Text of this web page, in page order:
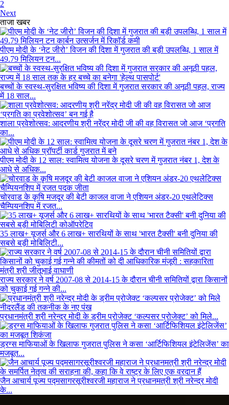
2
Next
ताजा खबर
पीएम मोदी के ‘नेट जीरो’ विजन की दिशा में गुजरात की बड़ी उपलब्धि, 1 साल में
49.79 मिलियन टन...
बच्चों के स्वस्थ-सुरक्षित भविष्य की दिशा में गुजरात सरकार की अनूठी पहल, राज्य
में 18 साल...
शाला प्रवेशोत्सव: आदरणीय श्री नरेंद्र मोदी जी की वह विरासत जो आज ‘प्रगति
का...
पीएम मोदी के 12 साल: स्वामित्व योजना के दूसरे चरण में गुजरात नंबर 1, देश के
आधे से अधिक...
चोरवाड के कृषि मजदूर की बेटी काजल वाजा ने एशियन अंडर-20 एथलेटिक्स
चैम्पियनशिप में रजत...
35 लाख+ यूजर्स और 6 लाख+ सारथियों के साथ 'भारत टैक्सी' बनी दुनिया की
सबसे बड़ी मोबिलिटी...
राज्य सरकार ने वर्ष 2007-08 से 2014-15 के दौरान चीनी समितियों द्वारा किसानों
को चुकाई गई गन्ने की...
प्रधानमंत्री श्री नरेन्द्र मोदी के ड्रीम प्रोजेक्ट ‘कल्पसर प्रोजेक्ट’ को मिले...
ड्रग्स माफियाओं के खिलाफ गुजरात पुलिस ने कसा ‘आर्टिफिशियल इंटेलिजेंस’ का
मजबूत...
जैन आचार्य पूज्य पद्मसागरसूरीश्वरजी महाराज ने प्रधानमत्री श्री नरेन्द्र मोदी
के...